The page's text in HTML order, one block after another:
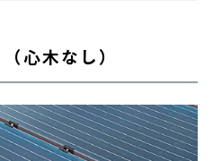
（心木なし）